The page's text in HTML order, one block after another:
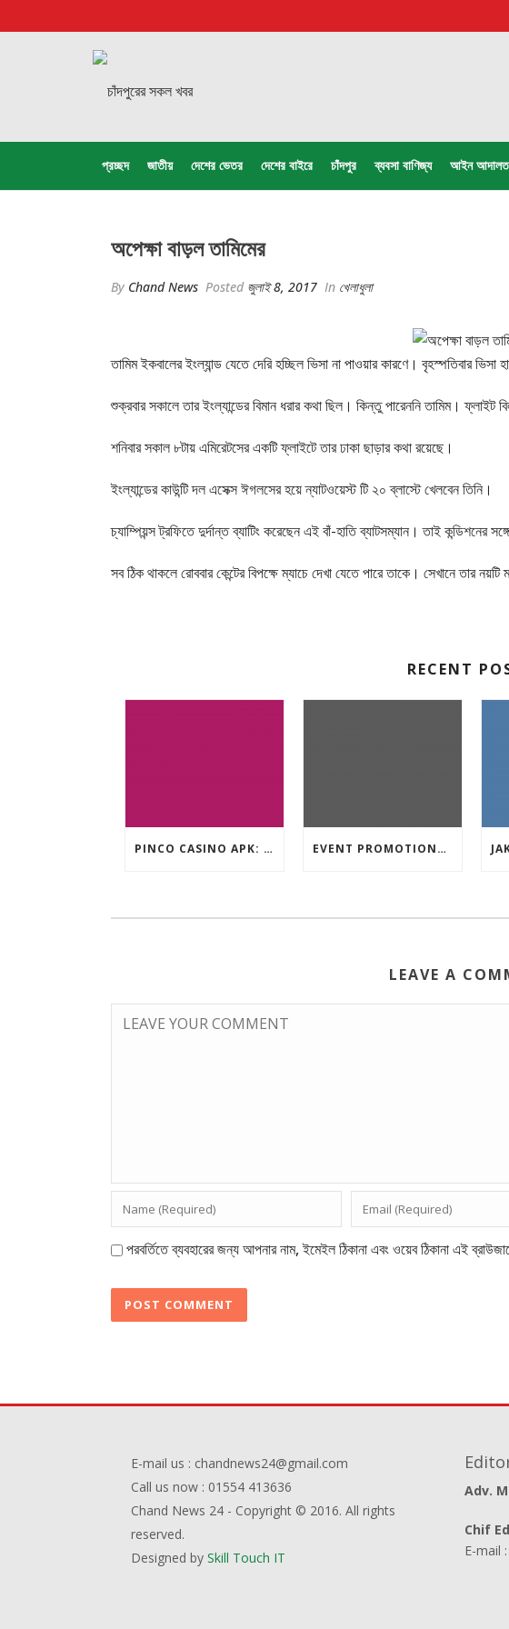
প্রচ্ছদ জাতীয় দেশের ভেতর দেশের বাইরে চাঁদপুর ব্যবসা বাণিজ্য আইন আদালত
অপেক্ষা বাড়ল তামিমের
By Chand News Posted জুলাই 8, 2017 In খেলাধুলা
তামিম ইকবালের ইংল্যান্ড যেতে দেরি হচ্ছিল ভিসা না পাওয়ার কারণে। বৃহস্পতিবার
শুক্রবার সকালে তার ইংল্যান্ডের বিমান ধরার কথা ছিল। কিন্তু পারেননি তামিম।
শনিবার সকাল ৮টায় এমিরেটসের একটি ফ্লাইটে তার ঢাকা ছাড়ার কথা রয়েছে।
ইংল্যান্ডের কাউন্টি দল এসেক্স ঈগলসের হয়ে ন্যাটওয়েস্ট টি ২০ ব্লাস্টে খেলবেন তিনি।
চ্যাম্পিয়ন্স ট্রফিতে দুর্দান্ত ব্যাটিং করেছেন এই বাঁ-হাতি ব্যাটসম্যান। তাই কন্ডিশনের
সব ঠিক থাকলে রোববার কেন্টের বিপক্ষে ম্যাচে দেখা যেতে পারে তাকে। সেখানে তার
RECENT
PINCO CASINO APK: OYUN SEÇIMLƏRININ İCMALI EVENT PROMOTIONS AT HIGHEST PAYING ONLINE CASINOS WITH BEST RTP
LEAVE A
পরবর্তিতে ব্যবহারের জন্য আপনার নাম, ইমেইল ঠিকানা এবং ওয়েব ঠিকানা এই
E-mail us : chandnews24@gmail.com
Call us now : 01554 413636
Chand News 24 - Copyright © 2016. All rights
reserved.
Designed by Skill Touch IT
Adv.
Chif
E-mail